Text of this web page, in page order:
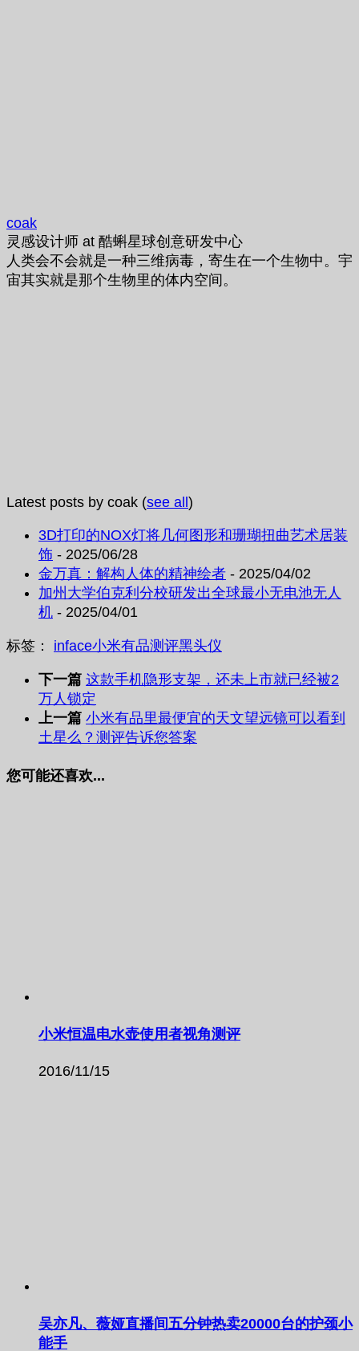
coak
灵感设计师 at 酷蝌星球创意研发中心
人类会不会就是一种三维病毒，寄生在一个生物中。宇
宙其实就是那个生物里的体内空间。
Latest posts by coak (see all)
3D打印的NOX灯将几何图形和珊瑚扭曲艺术居装
饰 - 2025/06/28
金万真：解构人体的精神绘者 - 2025/04/02
加州大学伯克利分校研发出全球最小无电池无人
机 - 2025/04/01
标签： inface小米有品测评黑头仪
下一篇 这款手机隐形支架，还未上市就已经被2
万人锁定
上一篇 小米有品里最便宜的天文望远镜可以看到
土星么？测评告诉您答案
您可能还喜欢...
小米恒温电水壶使用者视角测评
2016/11/15
吴亦凡、薇娅直播间五分钟热卖20000台的护颈小
能手